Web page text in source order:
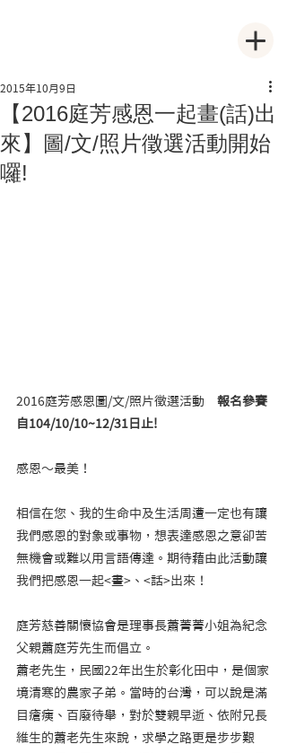
【2016庭芳感恩一起畫(話)出
來】圖/文/照片徵選活動開始
囉!
2015年10月9日
2016庭芳感恩圖/文/照片徵選活動 報名參賽
自104/10/10~12/31日止!
感恩〜最美！
相信在您、我的生命中及生活周遭一定也有讓
我們感恩的對象或事物，想表達感恩之意卻苦
無機會或難以用言語傳達。期待藉由此活動讓
我們把感恩一起<畫>、<話>出來！
庭芳慈善關懷協會是理事長蕭菁菁小姐為紀念
父親蕭庭芳先生而倡立。
蕭老先生，民國22年出生於彰化田中，是個家
境清寒的農家子弟。當時的台灣，可以說是滿
目瘡痍、百廢待舉，對於雙親早逝、依附兄長
維生的蕭老先生來說，求學之路更是步步艱